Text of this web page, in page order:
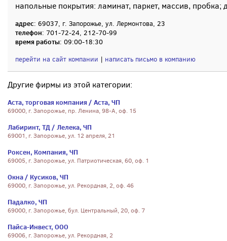
напольные покрытия: ламинат, паркет, массив,
адрес: 69037, г. Запорожье, ул. Лермонтова, 23
телефон: 701-72-24, 212-70-99
время работы: 09:00-18:30
перейти на сайт компании | написать письмо в компанию
Другие фирмы из этой категории:
Аста, торговая компания / Аста, ЧП
69000, г. Запорожье, пр. Ленина, 98-А, оф. 15
Лабиринт, ТД / Лелека, ЧП
69001, г. Запорожье, ул. 12 апреля, 21
Роксен, Компания, ЧП
69005, г. Запорожье, ул. Патриотическая, 60, оф. 1
Окна / Кусиков, ЧП
69000, г. Запорожье, ул. Рекордная, 2, оф. 46
Падалко, ЧП
69000, г. Запорожье, бул. Центральный, 20, оф. 7
Пайса-Инвест, ООО
69006, г. Запорожье, ул. Рекордная, 2